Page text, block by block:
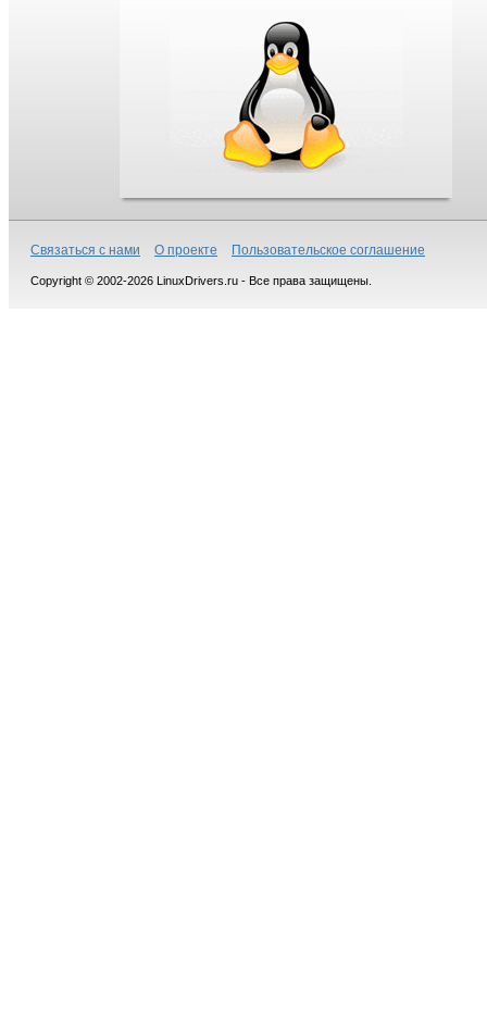
Связаться с нами О проекте Пользовательское соглашение
Copyright © 2002-2026 LinuxDrivers.ru - Все права защищены.